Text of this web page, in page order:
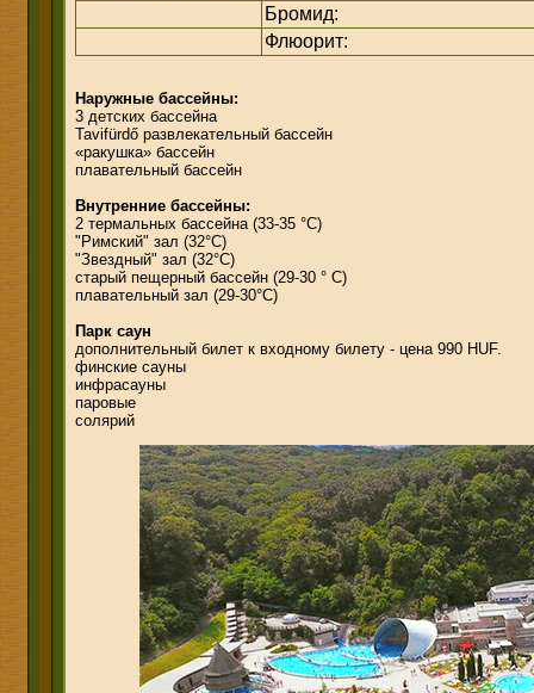
Бромид:
Флюорит:
Наружные бассейны:
3 детских бассейна
Tavifürdő развлекательный бассейн
«ракушка» бассейн
плавательный бассейн
Внутренние бассейны:
2 термальных бассейна (33-35 °C)
"Римский" зал (32°C)
"Звездный" зал (32°C)
старый пещерный бассейн (29-30 ° C)
плавательный зал (29-30°C)
Парк саун
дополнительный билет к входному билету - цена 990 HUF.
финские сауны
инфрасауны
паровые
солярий